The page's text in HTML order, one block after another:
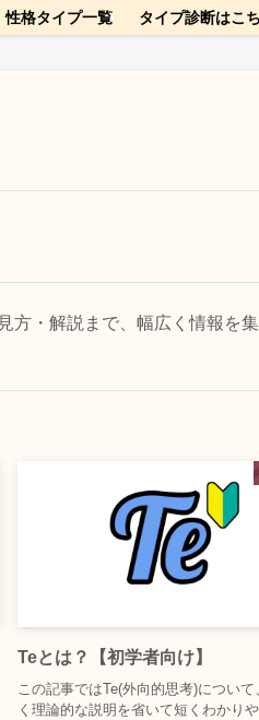
性格タイプ一覧 タイプ診断はこ
方・解説まで、幅広く情報を
Teとは？【初学者向け】
この記事ではTe(外向的思考)につい
く理論的な説明を省いて短くわかり